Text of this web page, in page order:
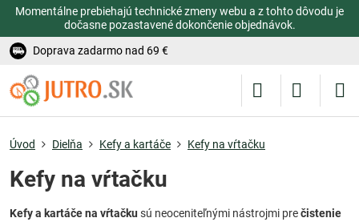
Momentálne prebiehajú technické zmeny webu a z tohto dôvodu je
dočasne pozastavené dokončenie objednávok.
Doprava zadarmo nad 69 €
Úvod Dielňa Kefy a kartáče Kefy na vŕtačku
Kefy na vŕtačku
Kefy a kartáče na vŕtačku sú neoceniteľnými nástrojmi prečistenie